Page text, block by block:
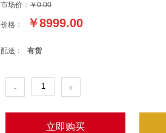
市场价： ￥0.00
价格： ￥8999.00
配送： 有货
- +
立即购买